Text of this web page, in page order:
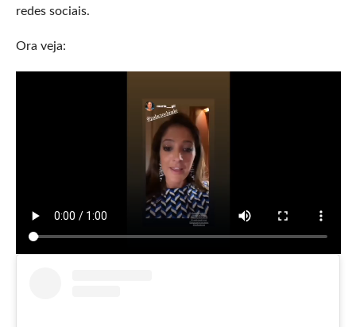
redes sociais.
Ora veja: